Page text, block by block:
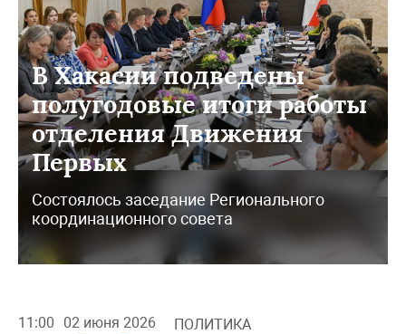
В Хакасии подведены
полугодовые итоги работы
отделения Движения
Первых
Состоялось заседание Регионального
координационного совета
11:00 02 июня 2026 ПОЛИТИКА